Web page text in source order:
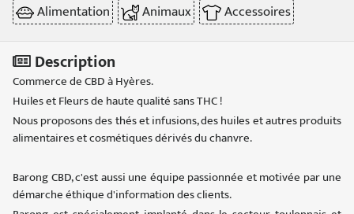
Alimentation
Animaux Accessoires
Description
Commerce de CBD à Hyères.
Huiles et Fleurs de haute qualité sans THC !
Nous proposons des thés et infusions, des huiles et autres produits
alimentaires et cosmétiques dérivés du chanvre.
Barong CBD, c'est aussi une équipe passionnée et motivée par une
démarche éthique d'information des clients.